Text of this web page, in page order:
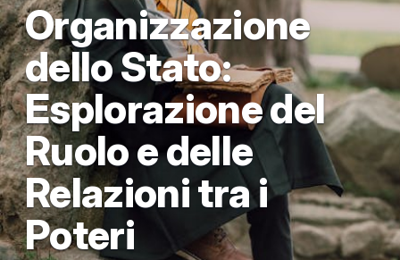
Organizzazione
dello Stato:
Esplorazione del
Ruolo e delle
Relazioni tra i
Poteri